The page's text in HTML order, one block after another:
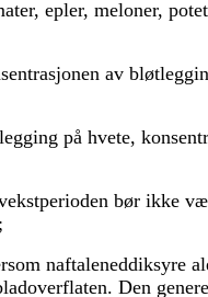
epler, meloner,
av
på hvete,
bør ikke
naftaleneddiksyre
Den